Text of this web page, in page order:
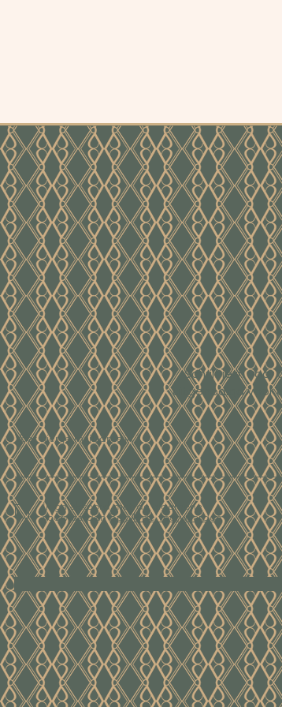
Schrijf je in
uitgenodigd voor
Voer hier je mailadres in
Ik ga akkoord met de algemene
voorwaarden Bekijk de voorwaarden